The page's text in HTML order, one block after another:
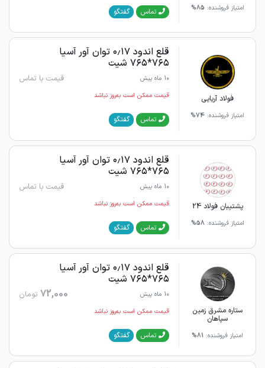
امتیاز فروشنده: 85% تماس گفتگو
فولاد آریایی
امتیاز فروشنده: 74%
قلع اندود ۰٫۱۷ توان آور آسیا
۷۶۵*۷۶۵ شیت
10 ماه پیش قیمت با تماس
قیمت ممکن است به‌روز نباشد
تماس گفتگو
پشتیبان فولاد 24
امتیاز فروشنده: 58%
قلع اندود ۰٫۱۷ توان آور آسیا
۷۶۵*۷۶۵ شیت
10 ماه پیش قیمت با تماس
قیمت ممکن است به‌روز نباشد
تماس گفتگو
ستاره مشرق زمین
سپاهان
امتیاز فروشنده: 81%
قلع اندود ۰٫۱۷ توان آور آسیا
۷۶۵*۷۶۵ شیت
10 ماه پیش 72,000 تومان
قیمت ممکن است به‌روز نباشد
تماس گفتگو